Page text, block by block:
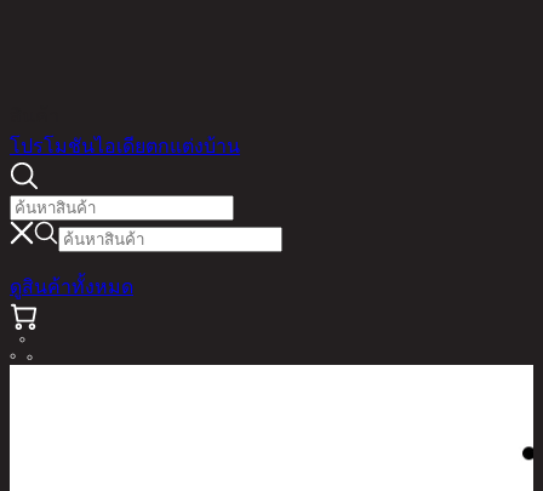
โปรโมชันไอเดียตกแต่งบ้าน
ดูสินค้าทั้งหมด